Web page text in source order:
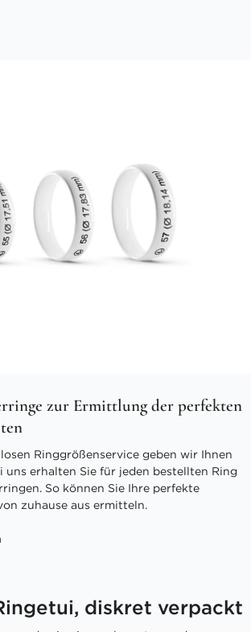
zur Ermittlung der perfekten
Ringgrößenservice geben wir Ihnen
uns erhalten Sie für jeden bestellten Ring
So können Sie Ihre perfekte
zuhause aus ermitteln.
diskret verpackt